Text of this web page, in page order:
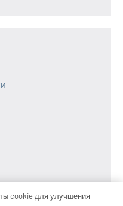
cookie для улучшения